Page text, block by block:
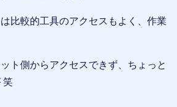
比較的工具のアクセスもよく、作業
ト側からアクセスできず、ちょっと
笑